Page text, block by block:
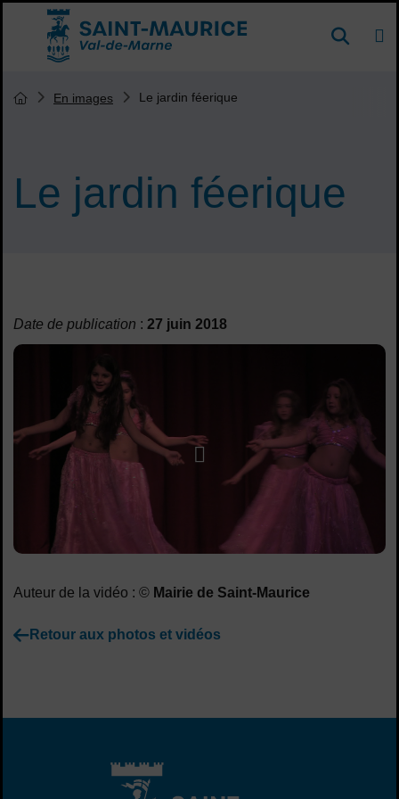
Menu de raccourcis
Accueil ville de Saint-Maurice DE
Le jardin féerique
Vous êtes ici :
Page d'accueil du site
En images Le jardin féerique
Date de publication : 27 juin 2018
Lancer la video
Auteur de la vidéo : © Mairie de Saint-Maurice
Retour aux photos et vidéos